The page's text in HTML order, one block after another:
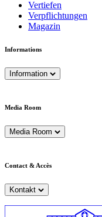
Vertiefen
Verpflichtungen
Magazin
Informations
Information
Media Room
Media Room
Contact & Accès
Kontakt